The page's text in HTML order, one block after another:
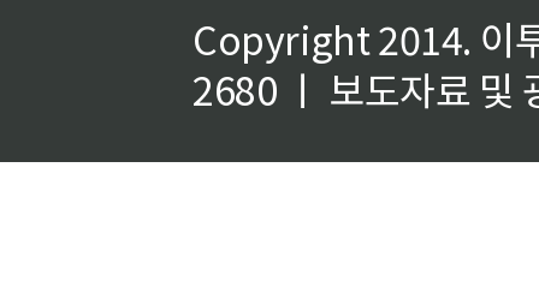
Copyright 2014. 이
2680 ㅣ 보도자료